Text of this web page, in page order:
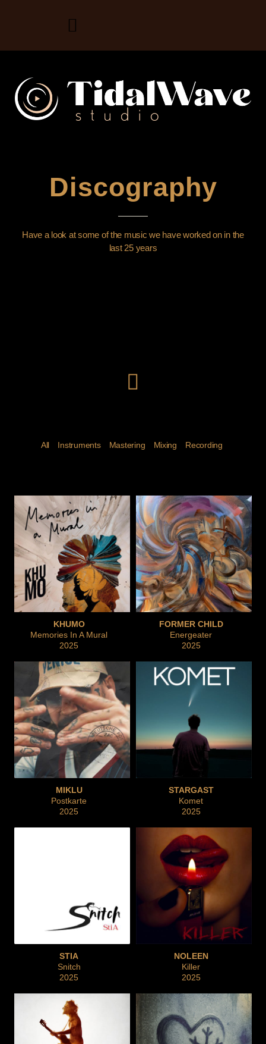
Discography
Have a look at some of the music we have worked on in the
last 25 years
All Instruments Mastering Mixing Recording
KHUMO
Memories In A Mural
2025
FORMER CHILD
Energeater
2025
MIKLU
Postkarte
2025
STARGAST
Komet
2025
STIA
Snitch
2025
NOLEEN
Killer
2025